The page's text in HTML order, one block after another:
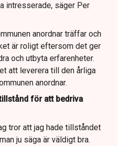
intresserade, säger Per
anordnar träffar och
är roligt eftersom det ger
och utbyta erfarenheter.
att leverera till den årliga
anordnar.
för att bedriva
tror att jag hade tillståndet
ju säga är väldigt bra.